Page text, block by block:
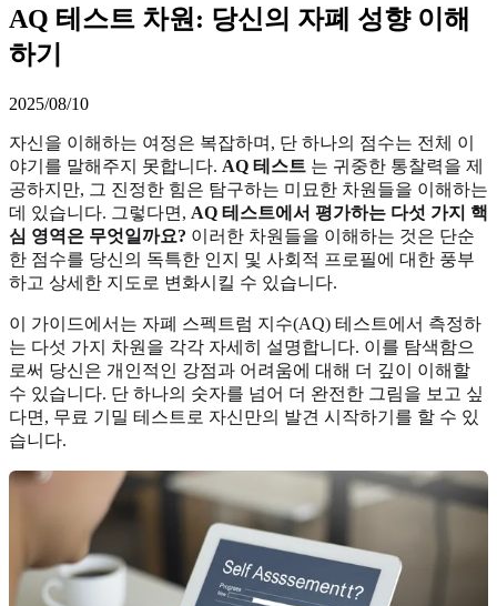
AQ 테스트 차원: 당신의 자폐 성향 이해
하기
2025/08/10
자신을 이해하는 여정은 복잡하며, 단 하나의 점수는 전체 이
야기를 말해주지 못합니다. AQ 테스트 는 귀중한 통찰력을 제
공하지만, 그 진정한 힘은 탐구하는 미묘한 차원들을 이해하는
데 있습니다. 그렇다면, AQ 테스트에서 평가하는 다섯 가지 핵
심 영역은 무엇일까요? 이러한 차원들을 이해하는 것은 단순
한 점수를 당신의 독특한 인지 및 사회적 프로필에 대한 풍부
하고 상세한 지도로 변화시킬 수 있습니다.
이 가이드에서는 자폐 스펙트럼 지수(AQ) 테스트에서 측정하
는 다섯 가지 차원을 각각 자세히 설명합니다. 이를 탐색함으
로써 당신은 개인적인 강점과 어려움에 대해 더 깊이 이해할
수 있습니다. 단 하나의 숫자를 넘어 더 완전한 그림을 보고 싶
다면, 무료 기밀 테스트로 자신만의 발견 시작하기 를 할 수 있
습니다.